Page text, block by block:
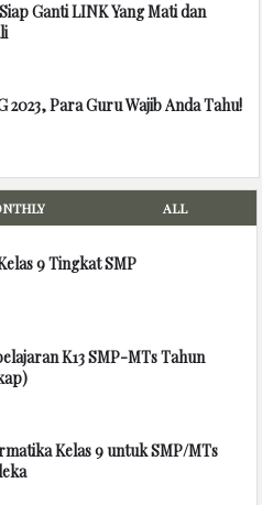
Ganti LINK Yang Mati dan
2023, Para Guru Wajib Anda Tahu!
ALL
9 Tingkat SMP
K13 SMP-MTs Tahun
Kelas 9 untuk SMP/MTs